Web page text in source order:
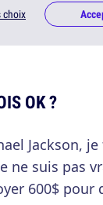
choix
OK ?
Jackson,
ne suis pas
600$ pour